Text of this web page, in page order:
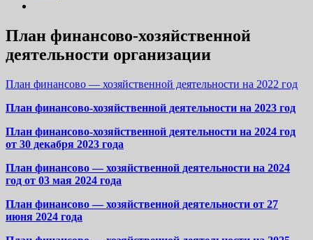
План финансово-хозяйственной
деятельности организации
План финансово — хозяйственной деятельности на 2022 год
План финансово-хозяйственной деятельности на 2023 год
План финансово-хозяйственной деятельности на 2024 год
от 30 декабря 2023 года
План финансово — хозяйственной деятельности на 2024
год от 03 мая 2024 года
План финансово — хозяйственной деятельности от 27
июня 2024 года